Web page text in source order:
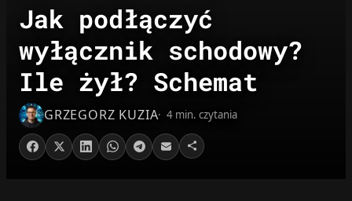
Jak podłączyć
wyłącznik schodowy?
Ile żył? Schemat
GRZEGORZ KUZIA 4 min. czytania